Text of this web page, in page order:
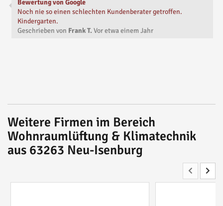
Bewertung von Google
Noch nie so einen schlechten Kundenberater getroffen.
Kindergarten.
Geschrieben von Frank T. Voretwa einem Jahr
Weitere Firmen im Bereich
Wohnraumlüftung & Klimatechnik
aus 63263 Neu-Isenburg